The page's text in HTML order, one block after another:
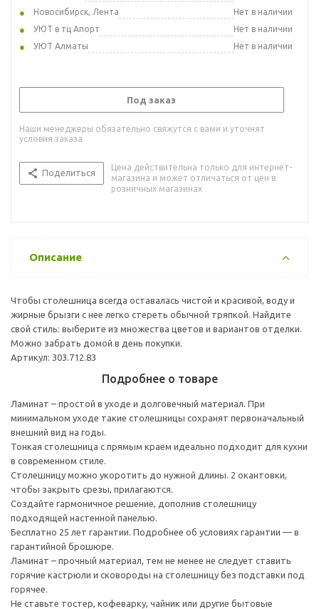
Новосибирск, Лента
Нет в наличии
УЮТ в тц Апорт
Нет в наличии
УЮТ Алматы
Нет в наличии
Под заказ
Наши менеджеры обязательно свяжутся с вами и уточнят
условия заказа
Поделиться
Цена действительна только для интернет-
магазина и может отличаться от цен в
розничных магазинах
Описание
Чтобы столешница всегда оставалась чистой и красивой, воду и
жирные брызги с нее легко стереть обычной тряпкой. Найдите
свой стиль: выберите из множества цветов и вариантов отделки.
Можно забрать домой в день покупки.
Артикул: 303.712.83
Подробнее о товаре
Ламинат – простой в уходе и долговечный материал. При
минимальном уходе такие столешницы сохранят первоначальный
внешний вид на годы.
Тонкая столешница с прямым краем идеально подходит для кухни
в современном стиле.
Столешницу можно укоротить до нужной длины. 2 окантовки,
чтобы закрыть срезы, прилагаются.
Создайте гармоничное решение, дополнив столешницу
подходящей настенной панелью.
Бесплатно 25 лет гарантии. Подробнее об условиях гарантии — в
гарантийной брошюре.
Ламинат – прочный материал, тем не менее не следует ставить
горячие кастрюли и сковороды на столешницу без подставки под
горячее.
Не ставьте тостер, кофеварку, чайник или другие бытовые